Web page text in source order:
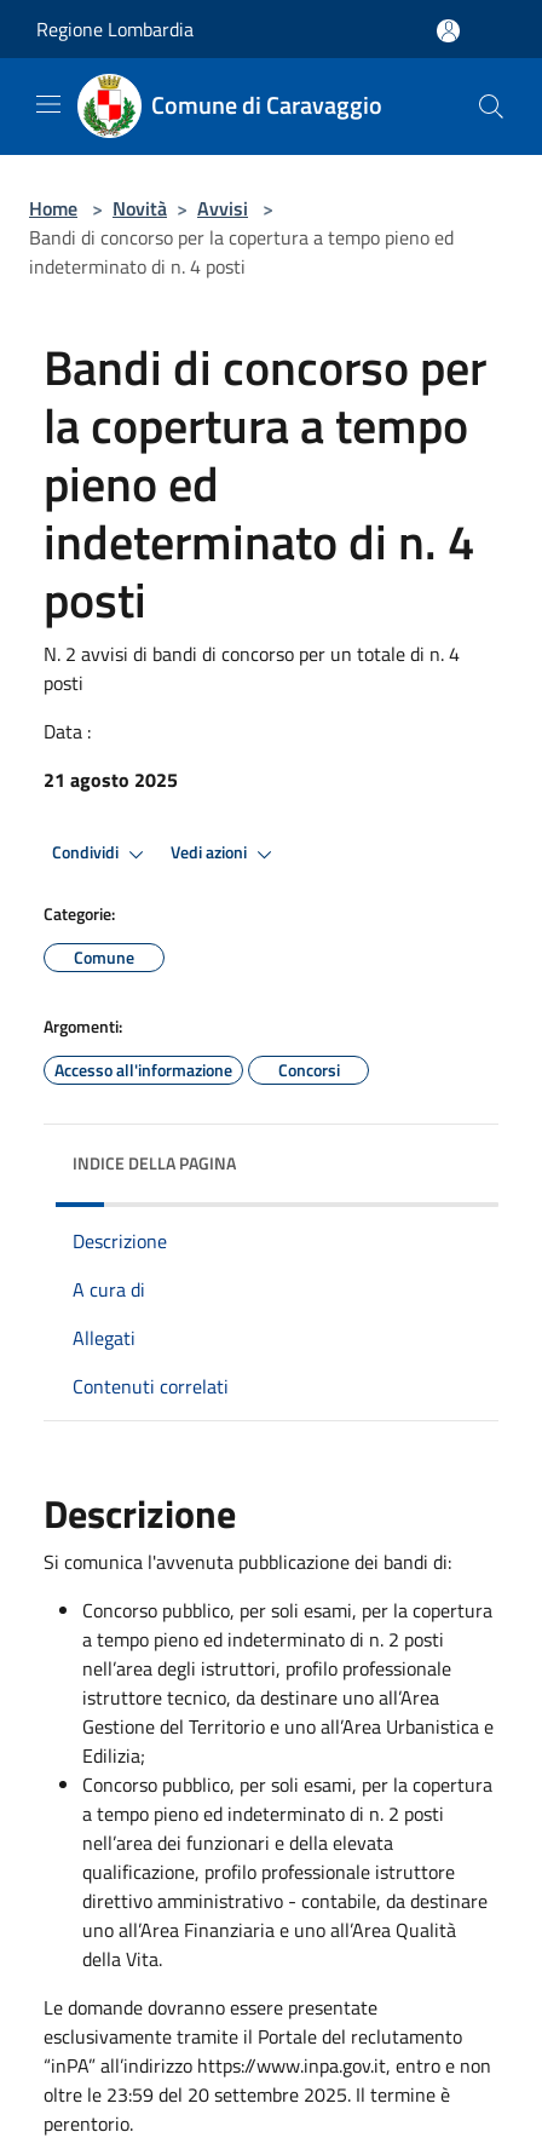
Regione Lombardia
Comune di Caravaggio
Home > Novità > Avvisi >
Bandi di concorso per la copertura a tempo pieno ed
indeterminato di n. 4 posti
Bandi di concorso per
la copertura a tempo
pieno ed
indeterminato di n. 4
posti
N. 2 avvisi di bandi di concorso per un totale di n. 4
posti
Data :
21 agosto 2025
Condividi Vedi azioni
Categorie:
Comune
Argomenti:
Accesso all'informazione
Concorsi
INDICE DELLA PAGINA
Descrizione
A cura di
Allegati
Contenuti correlati
Descrizione
Si comunica l'avvenuta pubblicazione dei bandi di:
Concorso pubblico, per soli esami, per la copertura
a tempo pieno ed indeterminato di n. 2 posti
nell’area degli istruttori, profilo professionale
istruttore tecnico, da destinare uno all’Area
Gestione del Territorio e uno all’Area Urbanistica e
Edilizia;
Concorso pubblico, per soli esami, per la copertura
a tempo pieno ed indeterminato di n. 2 posti
nell’area dei funzionari e della elevata
qualificazione, profilo professionale istruttore
direttivo amministrativo - contabile, da destinare
uno all’Area Finanziaria e uno all’Area Qualità
della Vita.
Le domande dovranno essere presentate
esclusivamente tramite il Portale del reclutamento
“inPA” all’indirizzo https://www.inpa.gov.it, entro e non
oltre le 23:59 del 20 settembre 2025. Il termine è
perentorio.